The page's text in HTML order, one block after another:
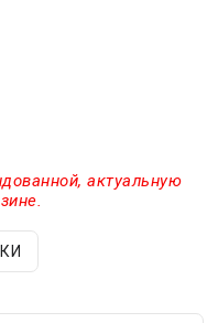
актуальную